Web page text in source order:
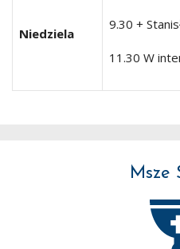
Niedziela
9.30 +
11.30 W
Msze